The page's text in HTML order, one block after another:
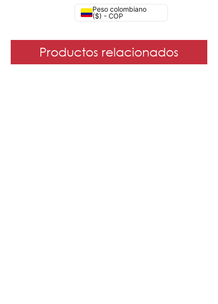
Peso colombiano
($) - COP
Productos relacionados